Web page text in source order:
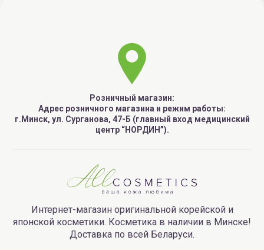
Розничный магазин:
Адрес розничного магазина и режим работы:
г.Минск, ул. Сурганова, 47-Б (главный вход медицинский
центр “НОРДИН”).
Интернет-магазин оригинальной корейской и
японской косметики. Косметика в наличии в Минске!
Доставка по всей Беларуси.